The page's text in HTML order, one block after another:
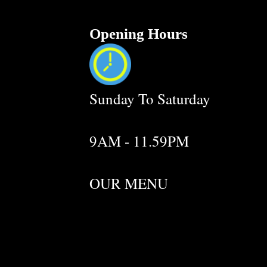
Opening Hours
Sunday To Saturday
9AM - 11.59PM
OUR MENU